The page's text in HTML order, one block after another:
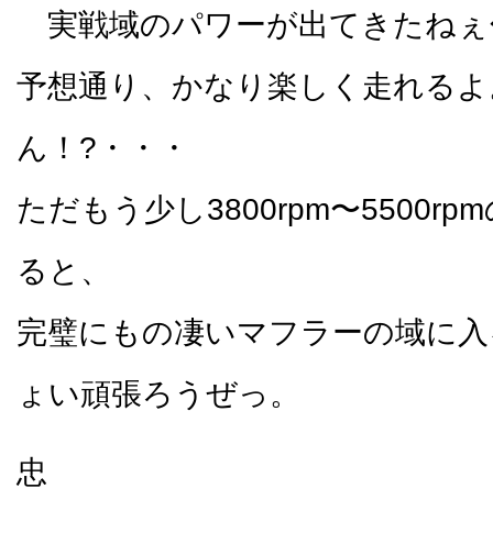
実戦域のパワーが出てきたね
予想通り、かなり楽しく走れる
ん！?・・・
ただもう少し3800rpm〜
ると、
完璧にもの凄いマフラーの域に
ょい頑張ろうぜっ。
忠